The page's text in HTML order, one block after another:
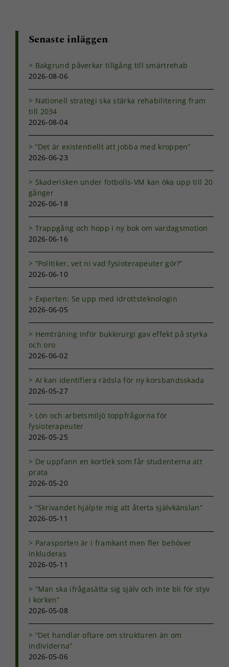
Senaste inläggen
Bakgrund påverkar tillgång till smärtrehab
2026-08-06
Nationell strategi ska stärka rehabilitering fram
till 2034
2026-08-04
”Det är existentiellt att jobba med kroppen”
2026-06-23
Skaderisken under fotbolls-VM kan öka upp till 20
gånger
2026-06-18
Trappgång och hopp i ny bok om vardagsmotion
2026-06-16
”Politiker, vet ni vad fysioterapeuter gör?”
2026-06-10
Experten: Se upp med idrottsteknologin
2026-06-05
Hemträning inför bukkirurgi gav effekt på styrka
och oro
2026-06-02
AI kan identifiera rädsla för ny korsbandsskada
2026-05-27
Lön och arbetsmiljö toppfrågorna för
fysioterapeuter
2026-05-25
De uppfann en kortlek som får studenterna att
prata
2026-05-20
”Skrivandet hjälpte mig att återta självkänslan”
2026-05-11
Parasporten är i framkant men fler behöver
inkluderas
2026-05-11
”Man ska ifrågasätta sig själv och inte bli för styv
i korken”
2026-05-08
”Det handlar oftare om strukturen än om
individerna”
2026-05-06
Nödvändiga
Dessa kakor
att hemsidan
över huvud
För att vi ska
kunna
och
uppbyggnad,